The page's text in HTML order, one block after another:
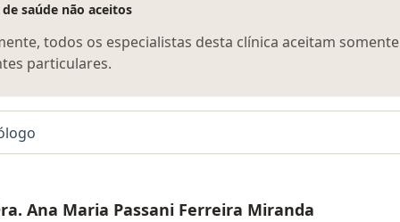
de saúde não aceitos
todos os especialistas desta clínica aceitam somente
particulares.
Ana Maria Passani Ferreira Miranda